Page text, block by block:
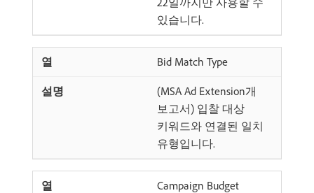
있습니다.
Bid Match Type
(MSA Ad Extension개
보고서) 입찰 대상
키워드와 연결된 일치
유형입니다.
Campaign Budget